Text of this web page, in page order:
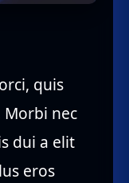
quis
nec
dui a elit
eros